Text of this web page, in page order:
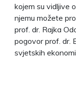
kojem su vidljive
njemu možete
prof. dr. Rajka
pogovor prof. dr.
svjetskih